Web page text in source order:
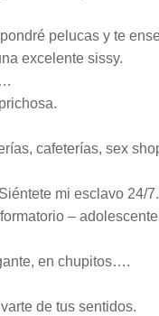
pelucas y te
excelente sissy.
cafeterías, sex
mi esclavo 24/7.
–
en chupitos….
de tus sentidos.